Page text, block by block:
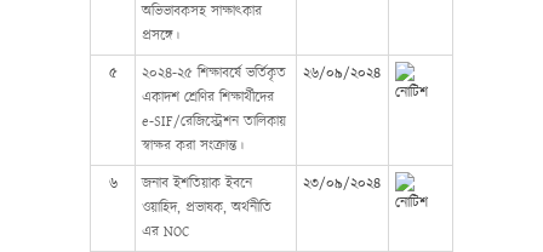
অভিভাবকসহ সাক্ষাৎকার
প্রসঙ্গে।
৫
২০২৪-২৫ শিক্ষাবর্ষে ভর্তিকৃত
একাদশ শ্রেণির শিক্ষার্থীদের
e-SIF/রেজিস্ট্রেশন তালিকায়
স্বাক্ষর করা সংক্রান্ত।
২৬/০৯/২০২৪
৬
জনাব ইশতিয়াক ইবনে
ওয়াহিদ, প্রভাষক, অর্থনীতি
এর NOC
২৩/০৯/২০২৪